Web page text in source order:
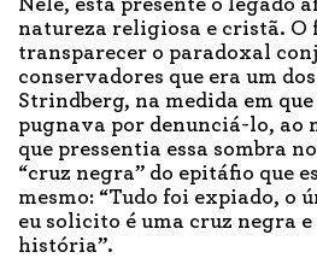
Nele, está presente o legado
natureza religiosa e cristã. O
transparecer o paradoxal
conservadores que era um
Strindberg, na medida em que
pugnava por denunciá-lo, ao
que pressentia essa sombra
“cruz negra” do epitáfio que
mesmo: “Tudo foi expiado, o
eu solicito é uma cruz negra
história”.